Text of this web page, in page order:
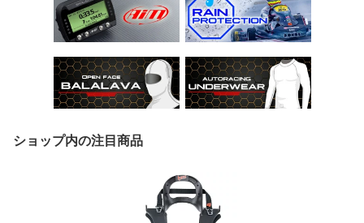
ショップ内の注目商品